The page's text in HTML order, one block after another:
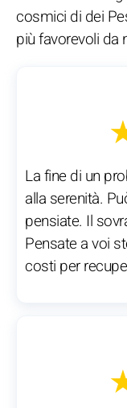
cosmici di dei
più favorevoli da
La fine di un
alla serenità.
pensiate. Il
Pensate a voi
costi per